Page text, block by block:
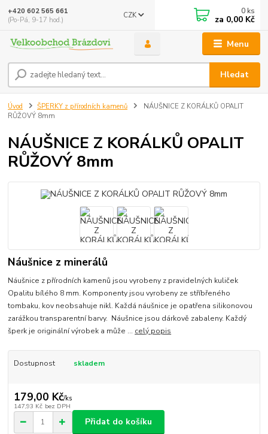
Menu
CZK
Hledat
+420 602 565 661
(Po-Pá, 9-17 hod.)
0 ks
za 0,00 Kč
Úvod ŠPERKY z přírodních kamenů
NÁUŠNICE Z KORÁLKŮ OPALIT
RŮŽOVÝ 8mm
NÁUŠNICE Z KORÁLKŮ OPALIT
RŮŽOVÝ 8mm
Náušnice z minerálů
Náušnice z přírodních kamenů jsou vyrobeny z pravidelných kuliček
Opalitu bílého 8 mm. Komponenty jsou vyrobeny ze stříbřeného
tombaku, kov neobsahuje nikl. Každá náušnice je opatřena silikonovou
zarážkou transparentní barvy. Náušnice jsou dárkově zabaleny. Každý
šperk je originální výrobek a může ... celý popis
Dostupnost skladem
179,00 Kč/ks
147,93 Kč bez DPH
Přidat do košíku